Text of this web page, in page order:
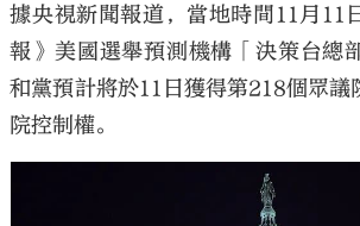
據央視新聞報道，當地時間11月11
報》美國選舉預測機構「決策台總
和黨預計將於11日獲得第218個眾議
院控制權。